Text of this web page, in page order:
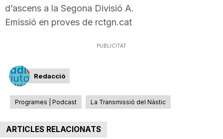
t
e
T
d’ascens a la Segona Divisió A.
Emissió en proves de rctgn.cat
PUBLICITAT
Redacció
Programes | Podcast La Transmissió del Nàstic
ARTICLES RELACIONATS